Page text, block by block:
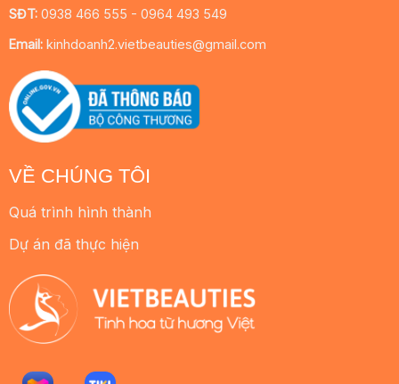
VỀ CHÚNG TÔI
Quá trình hình thành
Dự án đã thực hiện
SĐT:0938 466 555 - 0964 493 549
Email:kinhdoanh2.vietbeauties@gmail.com